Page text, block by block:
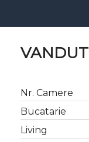
VANDUT
Nr. Camere
Bucatarie
Living